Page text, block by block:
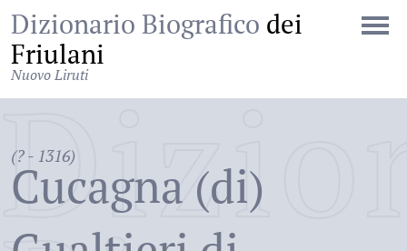
Dizionario Biografico dei
Friulani
Nuovo Liruti
(? - 1316)
Cucagna (di)